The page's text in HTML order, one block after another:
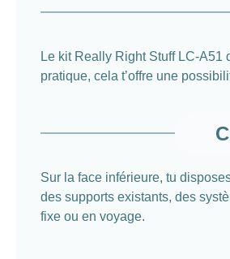
Le kit Really Right Stuff LC-A51
pratique, cela t’offre une
Sur la face inférieure, tu
des supports existants, des
fixe ou en voyage.